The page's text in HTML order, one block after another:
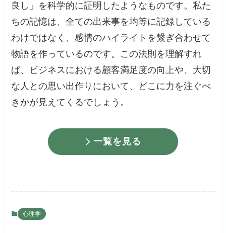
良し」を科学的に証明したようなものです。私た
ちの記憶は、全ての出来事を均等に記録している
わけではなく、感情のハイライトを繋ぎ合わせて
物語を作っているのです。この法則を理解すれ
ば、ビジネスにおける顧客満足度の向上や、大切
な人との思い出作りにおいて、どこに力を注ぐべ
きかが見えてくるでしょう。
一覧を見る
心理学